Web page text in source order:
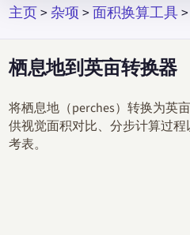
主页>杂项>面积换算工具
栖息地到英亩转换器
将栖息地（perches）转换为英
供视觉面积对比、分步计算过
考表。